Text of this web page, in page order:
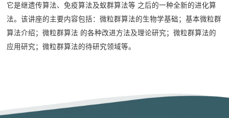
它是继遗传算法、免疫算法及蚁群算法等 之后的一种全新的进化算
法。该讲座的主要内容包括：微粒群算法的生物学基础；基本微粒群
算法介绍；微粒群算法 的各种改进方法及理论研究；微粒群算法的
应用研究；微粒群算法的待研究领域等。